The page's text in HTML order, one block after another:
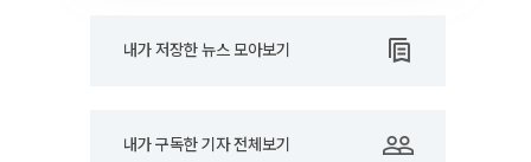
내가 저장한 뉴스 모아보기
내가 구독한 기자 전체보기